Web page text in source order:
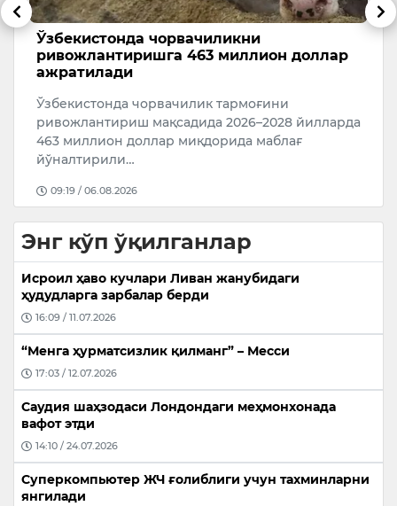
Ўзбекистонда чорвачиликни
ривожлантиришга 463 миллион доллар
ажратилади
Ўзбекистонда чорвачилик тармоғини
ривожлантириш мақсадида 2026–2028 йилларда
463 миллион доллар миқдорида маблағ
йўналтирили…
09:19 / 06.08.2026
Энг кўп ўқилганлар
Исроил ҳаво кучлари Ливан жанубидаги
ҳудудларга зарбалар берди
16:09 / 11.07.2026
“Менга ҳурматсизлик қилманг” – Месси
17:03 / 12.07.2026
Саудия шаҳзодаси Лондондаги меҳмонхонада
вафот этди
14:10 / 24.07.2026
Суперкомпьютер ЖЧ ғолиблиги учун тахминларни
янгилади